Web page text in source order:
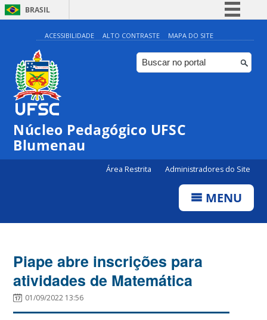
BRASIL
Simplifique!
Comunica BR
Participe
Canais
ACESSIBILIDADE ALTO CONTRASTE MAPA DO SITE
Núcleo Pedagógico UFSC
Blumenau
Área Restrita Administradores do Site
MENU
Piape abre inscrições para
atividades de Matemática
01/09/2022 13:56